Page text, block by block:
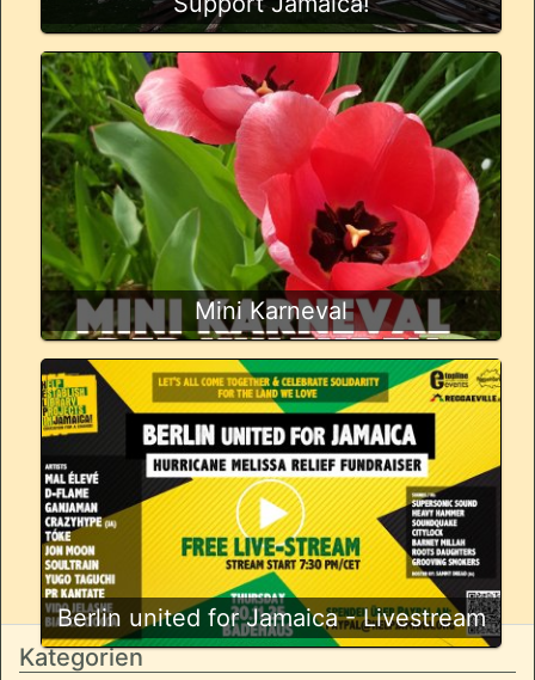
Mini Karneval
Berlin united for Jamaica - Livestream
Kategorien